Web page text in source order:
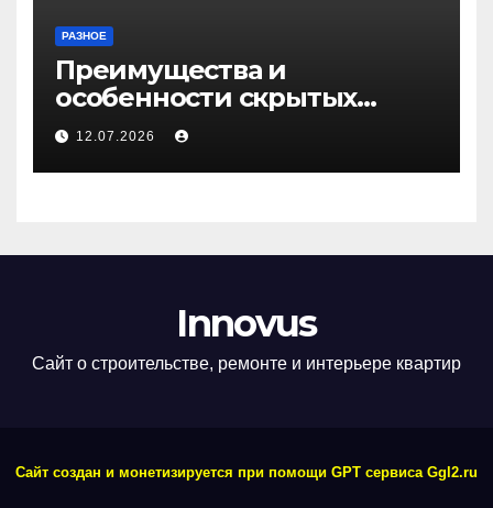
РАЗНОЕ
Преимущества и
особенности скрытых
дверей
12.07.2026
Innovus
Сайт о строительстве, ремонте и интерьере квартир
Сайт создан и монетизируется при помощи GPT сервиса Ggl2.ru